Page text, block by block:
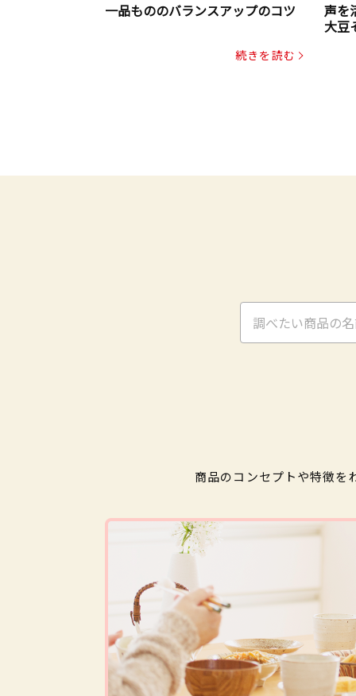
一品もののバランスアップのコツ
続きを読む
声を
大豆
商品のコンセプトや特徴を